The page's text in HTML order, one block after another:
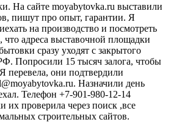
На сайте moyabytovka.ru выставили
пишут про опыт, гарантии. Я
на производство и посмотреть
адреса выставочной площадки
сразу уходят с закрытого
Попросили 15 тысяч залога, чтобы
перевела, они подтвердили
Назначили день
Телефон +7-901-980-12-14
их проверила через поиск ,все
строительных сайтов.